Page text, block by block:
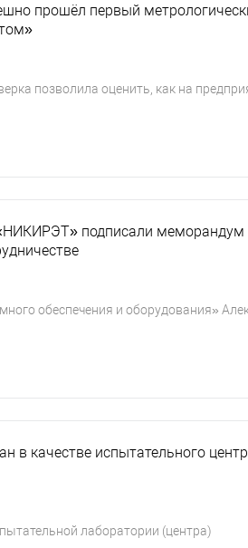
прошёл первый
позволила оценить, как на
подписали меморандум
обеспечения и оборудования»
в качестве испытательного
лаборатории (центра)